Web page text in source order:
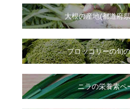
大根の産地(都道府
ブロッコリーの旬
ニラの栄養素ペ